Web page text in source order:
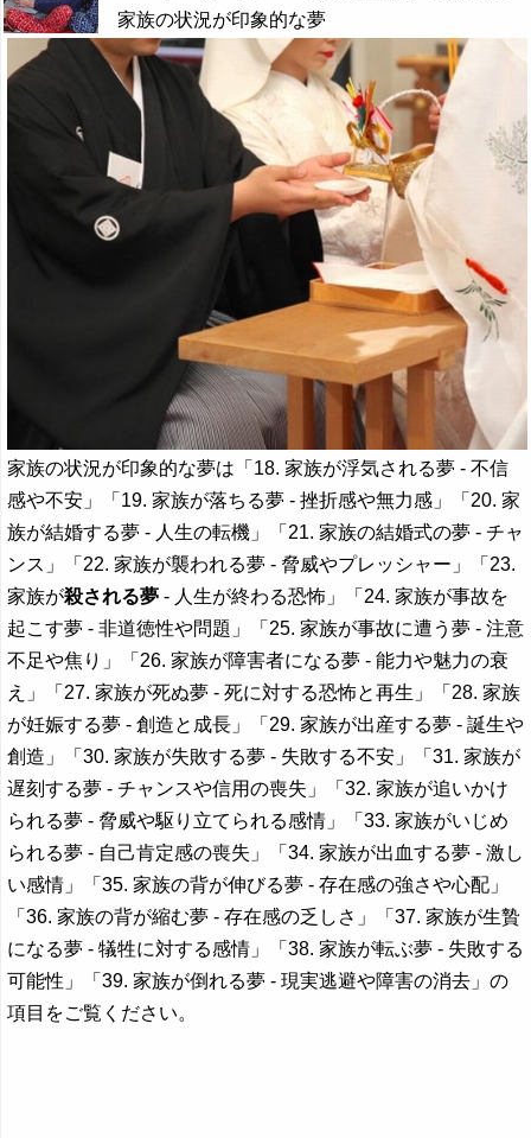
家族の状況が印象的な夢
家族の状況が印象的な夢は「18. 家族が浮気される夢 - 不信
感や不安」「19. 家族が落ちる夢 - 挫折感や無力感」「20. 家
族が結婚する夢 - 人生の転機」「21. 家族の結婚式の夢 - チャ
ンス」「22. 家族が襲われる夢 - 脅威やプレッシャー」「23.
家族が殺される夢 - 人生が終わる恐怖」「24. 家族が事故を
起こす夢 - 非道徳性や問題」「25. 家族が事故に遭う夢 - 注意
不足や焦り」「26. 家族が障害者になる夢 - 能力や魅力の衰
え」「27. 家族が死ぬ夢 - 死に対する恐怖と再生」「28. 家族
が妊娠する夢 - 創造と成長」「29. 家族が出産する夢 - 誕生や
創造」「30. 家族が失敗する夢 - 失敗する不安」「31. 家族が
遅刻する夢 - チャンスや信用の喪失」「32. 家族が追いかけ
られる夢 - 脅威や駆り立てられる感情」「33. 家族がいじめ
られる夢 - 自己肯定感の喪失」「34. 家族が出血する夢 - 激し
い感情」「35. 家族の背が伸びる夢 - 存在感の強さや心配」
「36. 家族の背が縮む夢 - 存在感の乏しさ」「37. 家族が生贄
になる夢 - 犠牲に対する感情」「38. 家族が転ぶ夢 - 失敗する
可能性」「39. 家族が倒れる夢 - 現実逃避や障害の消去」の
項目をご覧ください。